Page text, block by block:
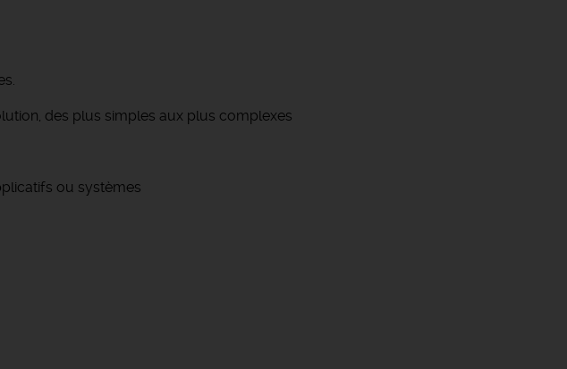
des plus simples aux plus complexes
ou systèmes